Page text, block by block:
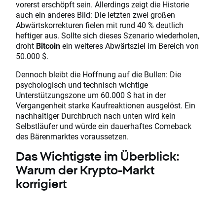
vorerst erschöpft sein. Allerdings zeigt die Historie
auch ein anderes Bild: Die letzten zwei großen
Abwärtskorrekturen fielen mit rund 40 % deutlich
heftiger aus. Sollte sich dieses Szenario wiederholen,
droht Bitcoinein weiteres Abwärtsziel im Bereich von
50.000 $.
Dennoch bleibt die Hoffnung auf die Bullen: Die
psychologisch und technisch wichtige
Unterstützungszone um 60.000 $ hat in der
Vergangenheit starke Kaufreaktionen ausgelöst. Ein
nachhaltiger Durchbruch nach unten wird kein
Selbstläufer und würde ein dauerhaftes Comeback
des Bärenmarktes voraussetzen.
Das Wichtigste im Überblick:
Warum der Krypto-Markt
korrigiert